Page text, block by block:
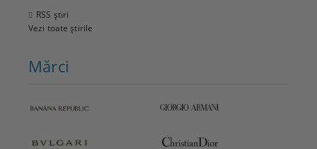
RSS știri
Vezi toate știrile
Mărci